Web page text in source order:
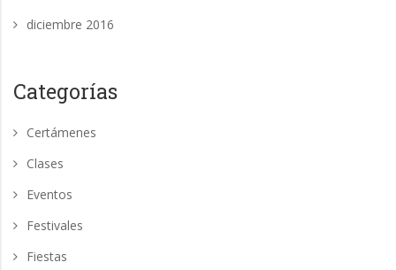
diciembre 2016
Categorías
Certámenes
Clases
Eventos
Festivales
Fiestas